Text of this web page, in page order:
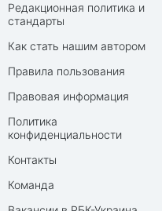
Редакционная политика и
стандарты
Как стать нашим автором
Правила пользования
Правовая информация
Политика
конфиденциальности
Контакты
Команда